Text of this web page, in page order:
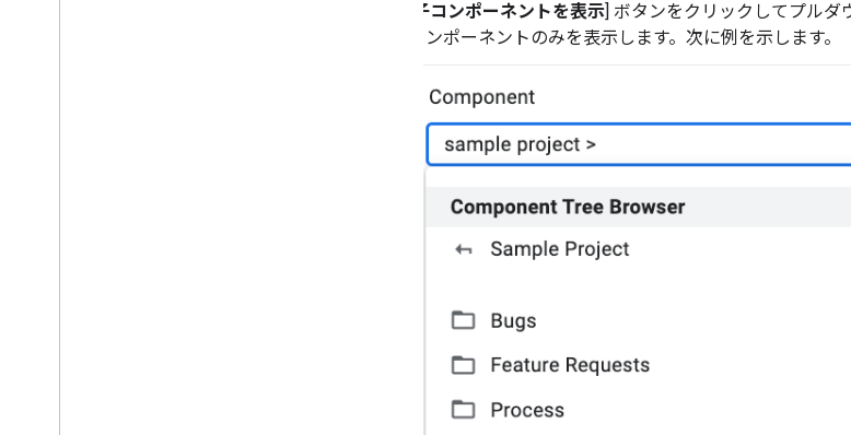
子コンポーネントを表示] ボタンをクリックしてプルダ
コンポーネントのみを表示します。次に例を示します。